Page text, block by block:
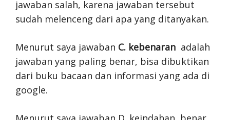
jawaban salah, karena jawaban tersebut
sudah melenceng dari apa yang ditanyakan.
Menurut saya jawaban C. kebenaran adalah
jawaban yang paling benar, bisa dibuktikan
dari buku bacaan dan informasi yang ada di
google.